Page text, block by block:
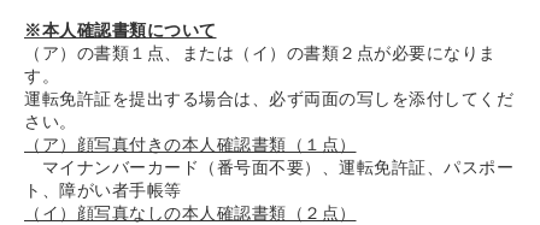
※本人確認書類について
（ア）の書類１点、または（イ）の書類２点が必要になりま
す。
運転免許証を提出する場合は、必ず両面の写しを添付してくだ
さい。
（ア）顔写真付きの本人確認書類（１点）
マイナンバーカード（番号面不要）、運転免許証、パスポー
ト、障がい者手帳等
（イ）顔写真なしの本人確認書類（２点）